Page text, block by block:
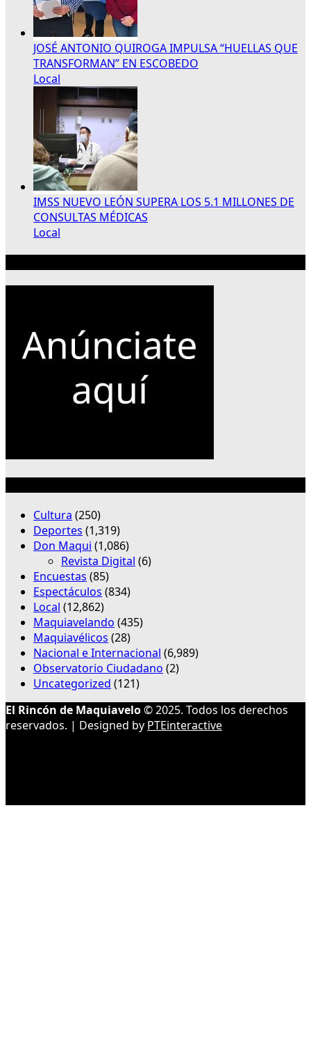
JOSÉ ANTONIO QUIROGA IMPULSA “HUELLAS QUE
TRANSFORMAN” EN ESCOBEDO
Local
IMSS NUEVO LEÓN SUPERA LOS 5.1 MILLONES DE
CONSULTAS MÉDICAS
Local
Cultura (250)
Deportes (1,319)
Don Maqui (1,086)
Revista Digital (6)
Encuestas (85)
Espectáculos (834)
Local (12,862)
Maquiavelando (435)
Maquiavélicos (28)
Nacional e Internacional (6,989)
Observatorio Ciudadano (2)
Uncategorized (121)
El Rincón de Maquiavelo© 2025. Todos los derechos
reservados. | Designed by PTEinteractive